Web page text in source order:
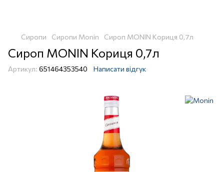
Сиропи Сиропи Monin Сироп MONIN Кориця 0,7л
Сироп MONIN Кориця 0,7л
Артикул: 651464353540 Написати відгук